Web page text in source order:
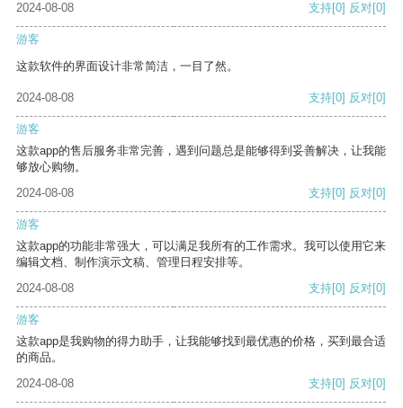
2024-08-08
支持[0] 反对[0]
游客
这款软件的界面设计非常简洁，一目了然。
2024-08-08 支持[0] 反对[0]
游客
这款app的售后服务非常完善，遇到问题总是能够得到妥善解决，让我能
够放心购物。
2024-08-08
支持[0] 反对[0]
游客
这款app的功能非常强大，可以满足我所有的工作需求。我可以使用它来
编辑文档、制作演示文稿、管理日程安排等。
2024-08-08
支持[0] 反对[0]
游客
这款app是我购物的得力助手，让我能够找到最优惠的价格，买到最合适
的商品。
2024-08-08
支持[0] 反对[0]